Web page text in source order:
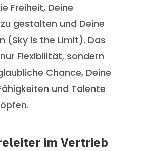
Freiheit, Deine
gestalten und Deine
(Sky is the Limit). Das
Flexibilität, sondern
Chance, Deine
und Talente
im Vertrieb